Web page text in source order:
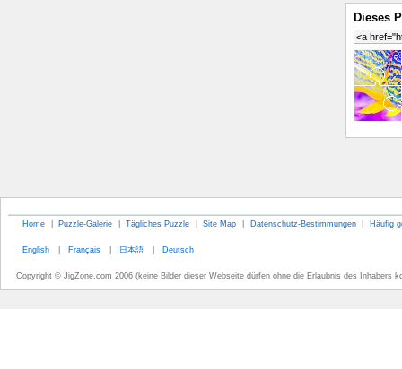
Dieses
Home | Puzzle-Galerie | Tägliches Puzzle | Site Map | Datenschutz-Bestimmungen | Häufig
English | Français | 日本語 | Deutsch
Copyright © JigZone.com 2006 (keine Bilder dieser Webseite dürfen ohne die Erlaubnis des Inhabers